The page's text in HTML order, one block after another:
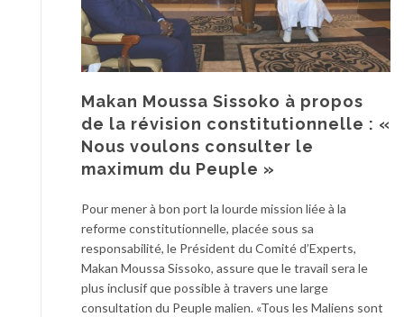
Makan Moussa Sissoko à propos
de la révision constitutionnelle : «
Nous voulons consulter le
maximum du Peuple »
Pour mener à bon port la lourde mission liée à la
reforme constitutionnelle, placée sous sa
responsabilité, le Président du Comité d’Experts,
Makan Moussa Sissoko, assure que le travail sera le
plus inclusif que possible à travers une large
consultation du Peuple malien. «Tous les Maliens sont